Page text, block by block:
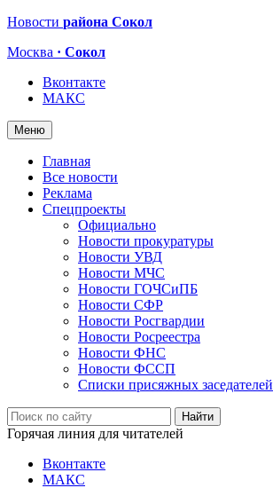
Новости района Сокол
Москва · Сокол
Вконтакте
МАКС
Меню
Главная
Все новости
Реклама
Спецпроекты
Официально
Новости прокуратуры
Новости УВД
Новости МЧС
Новости ГОЧСиПБ
Новости СФР
Новости Росгвардии
Новости Росреестра
Новости ФНС
Новости ФССП
Списки присяжных заседателей
Горячая линия для читателей
Вконтакте
МАКС